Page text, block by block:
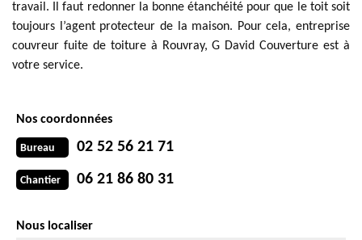
travail. Il faut redonner la bonne étanchéité pour que le toit soit
toujours l’agent protecteur de la maison. Pour cela, entreprise
couvreur fuite de toiture à Rouvray, G David Couverture est à
votre service.
Nos coordonnées
Bureau 02 52 56 21 71
Chantier 06 21 86 80 31
Nous localiser